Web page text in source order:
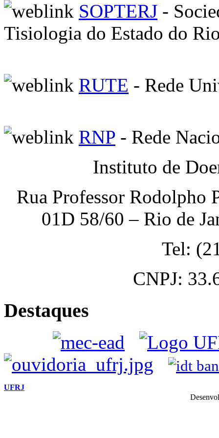
SOPTERJ -
Tisiologia do Estado do
RUTE - Rede
RNP - Rede
Instituto de
Rua Professor Rodolpho
01D 58/60 – Rio de
Tel:
CNPJ:
Destaques
UFRJ